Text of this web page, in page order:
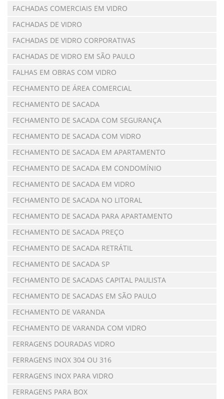
FACHADAS COMERCIAIS EM VIDRO
FACHADAS DE VIDRO
FACHADAS DE VIDRO CORPORATIVAS
FACHADAS DE VIDRO EM SÃO PAULO
FALHAS EM OBRAS COM VIDRO
FECHAMENTO DE ÁREA COMERCIAL
FECHAMENTO DE SACADA
FECHAMENTO DE SACADA COM SEGURANÇA
FECHAMENTO DE SACADA COM VIDRO
FECHAMENTO DE SACADA EM APARTAMENTO
FECHAMENTO DE SACADA EM CONDOMÍNIO
FECHAMENTO DE SACADA EM VIDRO
FECHAMENTO DE SACADA NO LITORAL
FECHAMENTO DE SACADA PARA APARTAMENTO
FECHAMENTO DE SACADA PREÇO
FECHAMENTO DE SACADA RETRÁTIL
FECHAMENTO DE SACADA SP
FECHAMENTO DE SACADAS CAPITAL PAULISTA
FECHAMENTO DE SACADAS EM SÃO PAULO
FECHAMENTO DE VARANDA
FECHAMENTO DE VARANDA COM VIDRO
FERRAGENS DOURADAS VIDRO
FERRAGENS INOX 304 OU 316
FERRAGENS INOX PARA VIDRO
FERRAGENS PARA BOX